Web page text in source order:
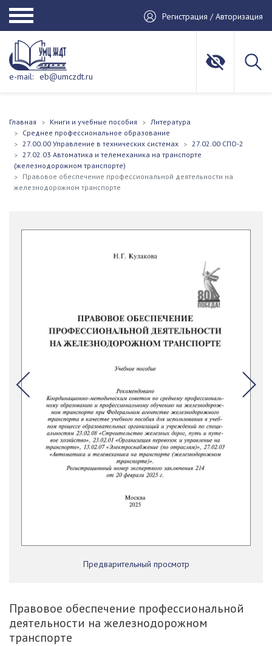
Регистрация / Авторизация
e-mail: eb@umczdt.ru
Главная Книги и учебные пособия
Литература
Среднее профессиональное образование
27.00.00 Управление в технических системах
27.02.00 СПО-2
27.02.03 Автоматика и телемеханика на транспорте
(железнодорожном транспорте)
Правовое обеспечение профессиональной деятельности на
железнодорожном транспорте
Предварительный просмотр
Правовое обеспечение профессиональной
деятельности на железнодорожном
транспорте